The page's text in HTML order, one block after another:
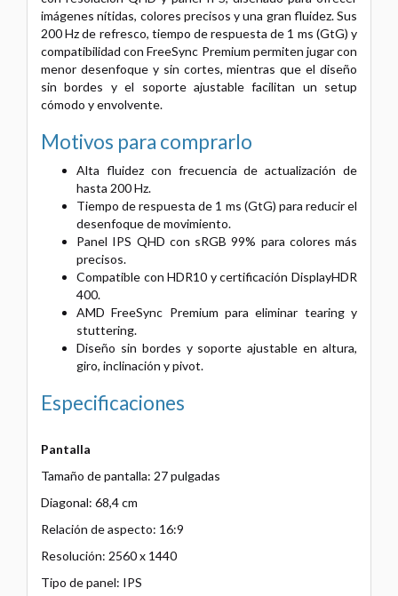
imágenes nítidas, colores precisos y una gran fluidez. Sus
200 Hz de refresco, tiempo de respuesta de 1 ms (GtG) y
compatibilidad con FreeSync Premium permiten jugar con
menor desenfoque y sin cortes, mientras que el diseño
sin bordes y el soporte ajustable facilitan un setup
cómodo y envolvente.
Motivos para comprarlo
Alta fluidez con frecuencia de actualización de
hasta 200 Hz.
Tiempo de respuesta de 1 ms (GtG) para reducir el
desenfoque de movimiento.
Panel IPS QHD con sRGB 99% para colores más
precisos.
Compatible con HDR10 y certificación DisplayHDR
400.
AMD FreeSync Premium para eliminar tearing y
stuttering.
Diseño sin bordes y soporte ajustable en altura,
giro, inclinación y pivot.
Especificaciones
Pantalla
Tamaño de pantalla: 27 pulgadas
Diagonal: 68,4 cm
Relación de aspecto: 16:9
Resolución: 2560 x 1440
Tipo de panel: IPS